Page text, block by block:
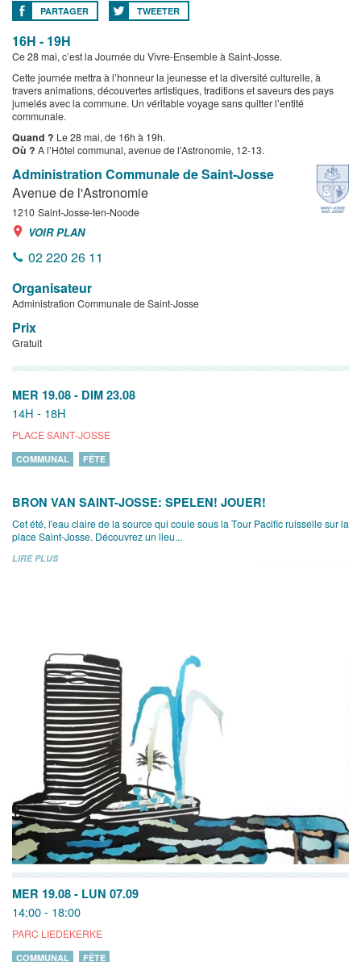
PARTAGER
TWEETER
16H - 19H
Ce 28 mai, c’est la Journée du Vivre-Ensemble à Saint-Josse.
Cette journée mettra à l’honneur la jeunesse et la diversité culturelle, à
travers animations, découvertes artistiques, traditions et saveurs des pays
jumelés avec la commune. Un véritable voyage sans quitter l’entité
communale.
Quand ? Le 28 mai, de 16h à 19h.
Où ? A l’Hôtel communal, avenue de l’Astronomie, 12-13.
Administration Communale de Saint-Josse
Avenue de l'Astronomie
1210 Saint-Josse-ten-Noode
VOIR PLAN
02 220 26 11
Organisateur
Administration Communale de Saint-Josse
Prix
Gratuit
MER 19.08 - DIM 23.08
14H - 18H
PLACE SAINT-JOSSE
COMMUNAL FÊTE
BRON VAN SAINT-JOSSE: SPELEN! JOUER!
Cet été, l'eau claire de la source qui coule sous la Tour Pacific ruisselle sur la
place Saint-Josse. Découvrez un lieu...
LIRE PLUS
MER 19.08 - LUN 07.09
14:00 - 18:00
PARC LIEDEKERKE
COMMUNAL FÊTE